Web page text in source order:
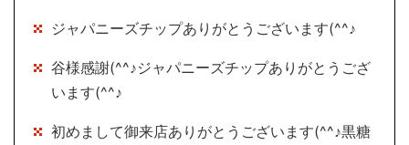
ジャパニーズチップありがとうございます(^^♪
谷様感謝(^^♪ジャパニーズチップありがとうござ
います(^^♪
初めまして御来店ありがとうございます(^^♪黒糖